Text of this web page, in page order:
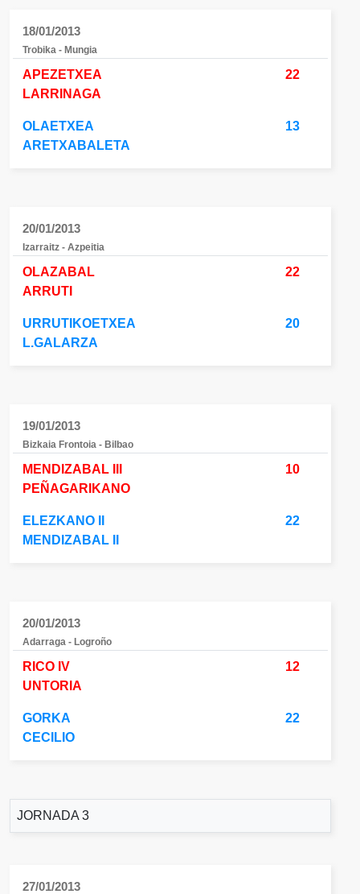
18/01/2013
Trobika - Mungia
APEZETXEA
LARRINAGA
22
OLAETXEA
ARETXABALETA
13
20/01/2013
Izarraitz - Azpeitia
OLAZABAL
ARRUTI
22
URRUTIKOETXEA
L.GALARZA
20
19/01/2013
Bizkaia Frontoia - Bilbao
MENDIZABAL III
PEÑAGARIKANO
10
ELEZKANO II
MENDIZABAL II
22
20/01/2013
Adarraga - Logroño
RICO IV
UNTORIA
12
GORKA
CECILIO
22
JORNADA 3
27/01/2013